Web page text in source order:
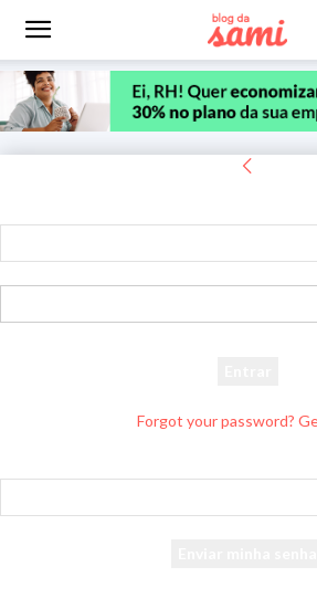
Forgot your password?